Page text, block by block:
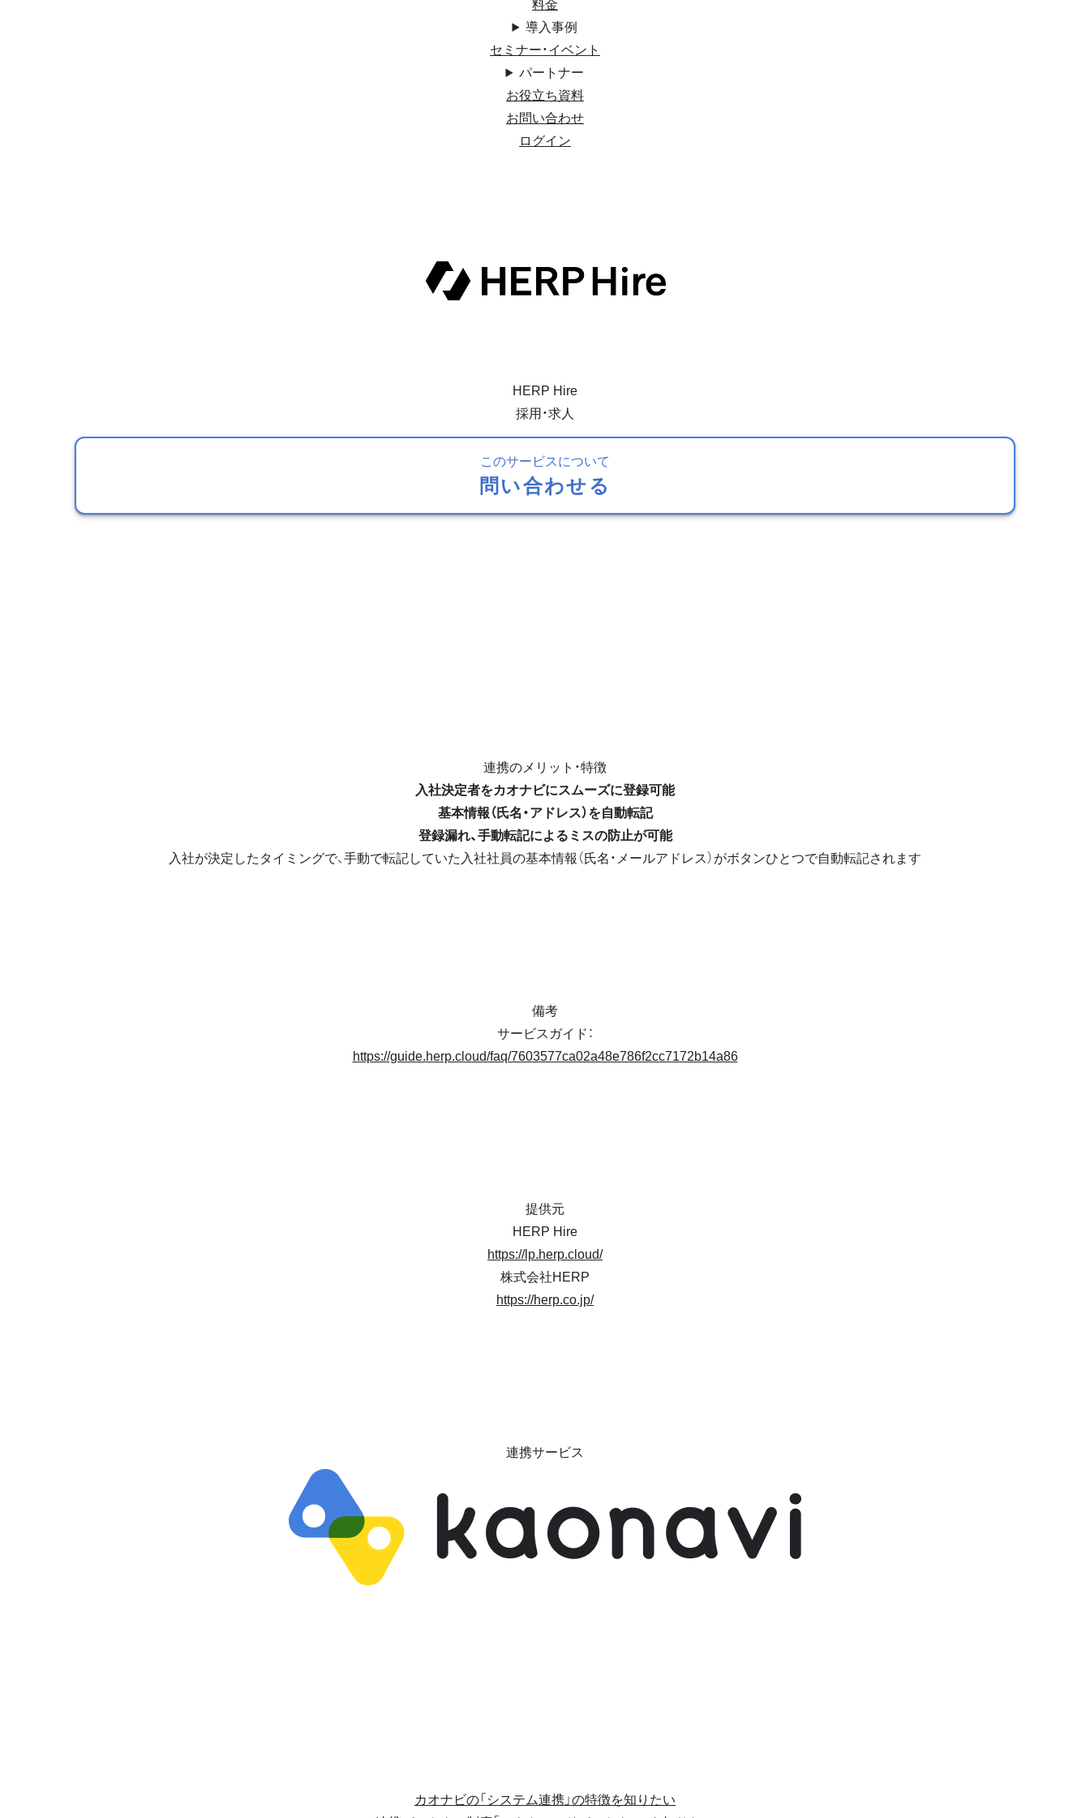
導入事例
セミナー・イベント
パートナー
お役立ち資料
お問い合わせ
ログイン
HERP Hire
採用・求人
このサービスについて
問い合わせる
連携のメリット・特徴
入社決定者をカオナビにスムーズに登録可能
基本情報（氏名・アドレス）を自動転記
登録漏れ、手動転記によるミスの防止が可能
入社が決定したタイミングで、手動で転記していた入社社員の基本情報（氏名・メールアドレス）がボタンひとつで自動転記されます
備考
サービスガイド：
https://guide.herp.cloud/faq/7603577ca02a48e786f2cc7172b14a86
提供元
HERP Hire
https://lp.herp.cloud/
株式会社HERP
https://herp.co.jp/
連携サービス
カオナビの「システム連携」の特徴を知りたい